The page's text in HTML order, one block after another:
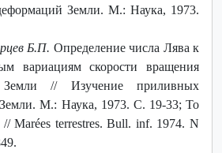
Земли. М.: Наука, 1973.
Б.П. Определение числа Лява к
вариациям скорости вращения
Земли // Изучение приливных
М.: Наука, 1973. С. 19-33; То
Marées terrestres. Bull. inf. 1974. N